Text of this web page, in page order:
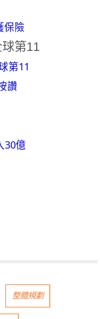
保險
第11
第11
讚
30億
整體規劃